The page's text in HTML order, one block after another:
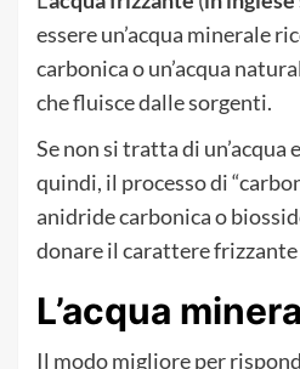
essere un’acqua minerale
carbonica o un’acqua
che fluisce dalle sorgenti.
Se non si tratta di
quindi, il processo di
anidride carbonica o
donare il carattere frizzante
L’acqua
Il modo migliore per